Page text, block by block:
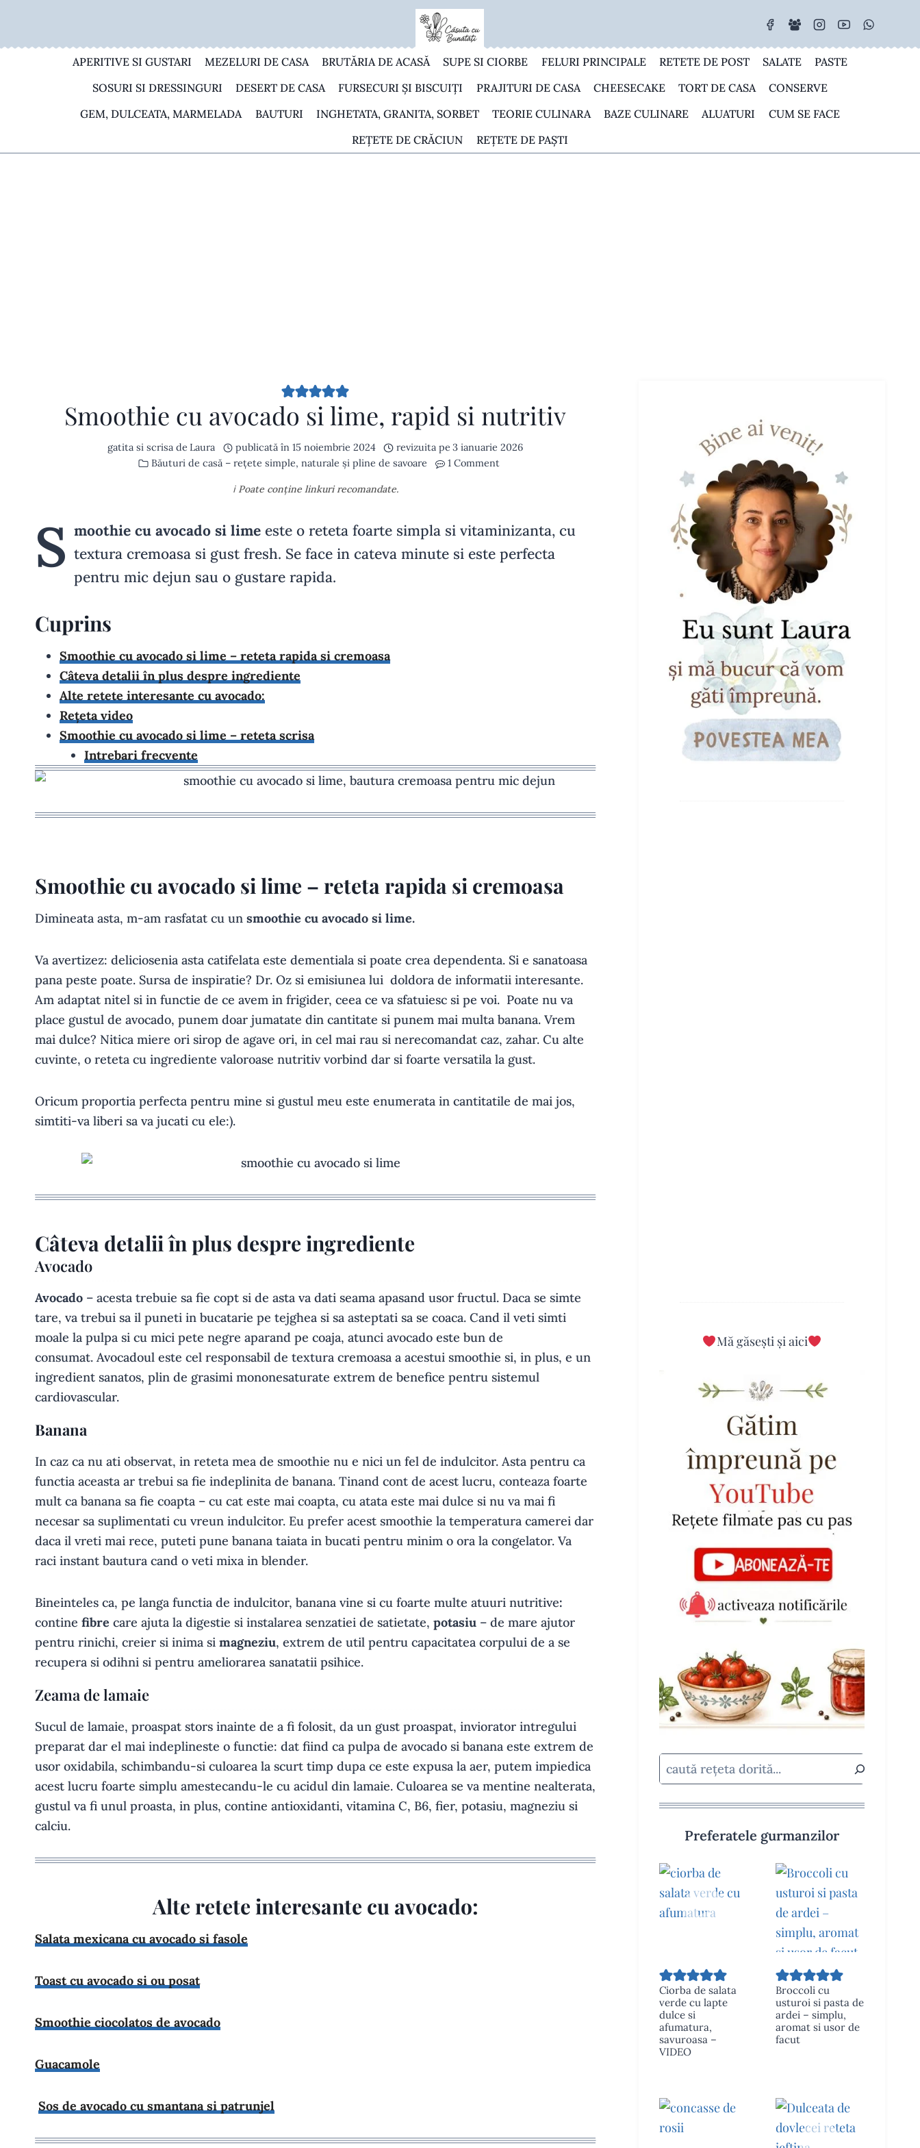
content
APERITIVE SI GUSTARI MEZELURI DE CASA BRUTĂRIA DE ACASĂ SUPE SI CIORBE FELURI PRINCIPALE RETETE DE POST SALATE
PASTE
SOSURI SI DRESSINGURI
DESERT DE CASA FURSECURI ȘI BISCUIȚI PRAJITURI DE CASA CHEESECAKE TORT DE CASA
CONSERVE
GEM, DULCEATA, MARMELADA
BAUTURI INGHETATA, GRANITA, SORBET TEORIE CULINARA BAZE CULINARE ALUATURI
CUM SE FACE
REȚETE DE CRĂCIUN
REȚETE DE PAȘTI
Smoothie cu avocado si lime, rapid si nutritiv
gatita si scrisa de Laura publicată în 15 noiembrie 2024 revizuita pe 3 ianuarie 2026
Băuturi de casă – rețete simple, naturale și pline de savoare
1 Comment
ℹ️ Poate conține linkuri recomandate.
S moothie cu avocado si lime este o reteta foarte simpla si vitaminizanta, cu
textura cremoasa si gust fresh. Se face in cateva minute si este perfecta
pentru mic dejun sau o gustare rapida.
Cuprins
Smoothie cu avocado si lime – reteta rapida si cremoasa
Câteva detalii în plus despre ingrediente
Alte retete interesante cu avocado:
Rețeta video
Smoothie cu avocado si lime – reteta scrisa
Intrebari frecvente
Smoothie cu avocado si lime – reteta rapida si cremoasa
Dimineata asta, m-am rasfatat cu un smoothie cu avocado si lime.
Va avertizez: deliciosenia asta catifelata este dementiala si poate crea dependenta. Si e sanatoasa
pana peste poate. Sursa de inspiratie? Dr. Oz si emisiunea lui doldora de informatii interesante.
Am adaptat nitel si in functie de ce avem in frigider, ceea ce va sfatuiesc si pe voi. Poate nu va
place gustul de avocado, punem doar jumatate din cantitate si punem mai multa banana. Vrem
mai dulce? Nitica miere ori sirop de agave ori, in cel mai rau si nerecomandat caz, zahar. Cu alte
cuvinte, o reteta cu ingrediente valoroase nutritiv vorbind dar si foarte versatila la gust.
Oricum proportia perfecta pentru mine si gustul meu este enumerata in cantitatile de mai jos,
simtiti-va liberi sa va jucati cu ele:).
Câteva detalii în plus despre ingrediente
Avocado
Avocado – acesta trebuie sa fie copt si de asta va dati seama apasand usor fructul. Daca se simte
tare, va trebui sa il puneti in bucatarie pe tejghea si sa asteptati sa se coaca. Cand il veti simti
moale la pulpa si cu mici pete negre aparand pe coaja, atunci avocado este bun de
consumat. Avocadoul este cel responsabil de textura cremoasa a acestui smoothie si, in plus, e un
ingredient sanatos, plin de grasimi mononesaturate extrem de benefice pentru sistemul
cardiovascular.
Banana
In caz ca nu ati observat, in reteta mea de smoothie nu e nici un fel de indulcitor. Asta pentru ca
functia aceasta ar trebui sa fie indeplinita de banana. Tinand cont de acest lucru, conteaza foarte
mult ca banana sa fie coapta – cu cat este mai coapta, cu atata este mai dulce si nu va mai fi
necesar sa suplimentati cu vreun indulcitor. Eu prefer acest smoothie la temperatura camerei dar
daca il vreti mai rece, puteti pune banana taiata in bucati pentru minim o ora la congelator. Va
raci instant bautura cand o veti mixa in blender.
Bineinteles ca, pe langa functia de indulcitor, banana vine si cu foarte multe atuuri nutritive:
contine fibre care ajuta la digestie si instalarea senzatiei de satietate, potasiu – de mare ajutor
pentru rinichi, creier si inima si magneziu, extrem de util pentru capacitatea corpului de a se
recupera si odihni si pentru ameliorarea sanatatii psihice.
Zeama de lamaie
Sucul de lamaie, proaspat stors inainte de a fi folosit, da un gust proaspat, inviorator intregului
preparat dar el mai indeplineste o functie: dat fiind ca pulpa de avocado si banana este extrem de
usor oxidabila, schimbandu-si culoarea la scurt timp dupa ce este expusa la aer, putem impiedica
acest lucru foarte simplu amestecandu-le cu acidul din lamaie. Culoarea se va mentine nealterata,
gustul va fi unul proasta, in plus, contine antioxidanti, vitamina C, B6, fier, potasiu, magneziu si
calciu.
Alte retete interesante cu avocado:
Salata mexicana cu avocado si fasole
Toast cu avocado si ou posat
Smoothie ciocolatos de avocado
Guacamole
Sos de avocado cu smantana si patrunjel
Mă găsești și aici
Caută
Preferatele gurmanzilor
Ciorba de salata
verde cu lapte
dulce si
afumatura,
savuroasa –
VIDEO
Broccoli cu
usturoi si pasta de
ardei – simplu,
aromat si usor de
facut